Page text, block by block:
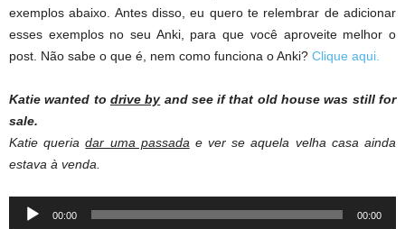
exemplos abaixo. Antes disso, eu quero te relembrar de adicionar
esses exemplos no seu Anki, para que você aproveite melhor o
post. Não sabe o que é, nem como funciona o Anki? Clique aqui.
Katie wanted to drive by and see if that old house was still for
sale.
Katie queriadar uma passada e ver se aquela velha casa ainda
estava à venda.
Audio
00:00 00:00